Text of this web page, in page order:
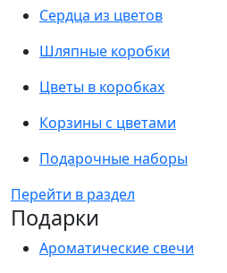
Сердца из цветов
Шляпные коробки
Цветы в коробках
Корзины с цветами
Подарочные наборы
Перейти в раздел
Подарки
Ароматические свечи